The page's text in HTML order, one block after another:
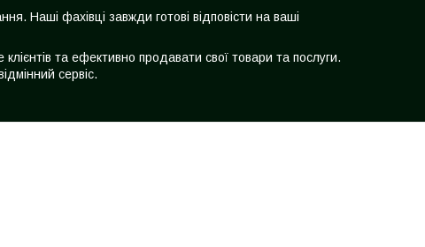
Наші фахівці завжди готові відповісти на ваші
та ефективно продавати свої товари та послуги.
сервіс.